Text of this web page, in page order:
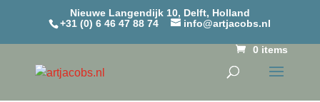
Nieuwe Langendijk 10, Delft, Holland
+31 (0) 6 46 47 88 74
info@artjacobs.nl
0 items